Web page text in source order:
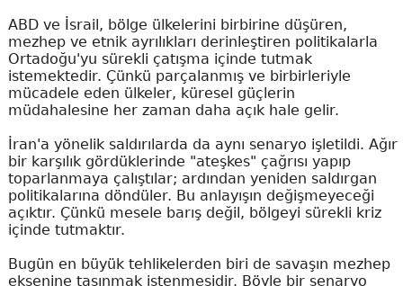
ABD ve İsrail, bölge ülkelerini birbirine düşüren,
mezhep ve etnik ayrılıkları derinleştiren politikalarla
Ortadoğu'yu sürekli çatışma içinde tutmak
istemektedir. Çünkü parçalanmış ve birbirleriyle
mücadele eden ülkeler, küresel güçlerin
müdahalesine her zaman daha açık hale gelir.
İran'a yönelik saldırılarda da aynı senaryo işletildi. Ağır
bir karşılık gördüklerinde "ateşkes" çağrısı yapıp
toparlanmaya çalıştılar; ardından yeniden saldırgan
politikalarına döndüler. Bu anlayışın değişmeyeceği
açıktır. Çünkü mesele barış değil, bölgeyi sürekli kriz
içinde tutmaktır.
Bugün en büyük tehlikelerden biri de savaşın mezhep
eksenine taşınmak istenmesidir. Böyle bir senaryo